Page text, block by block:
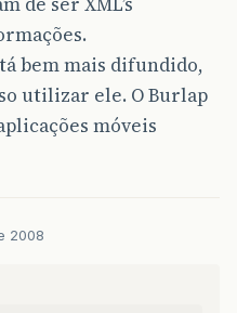
bem mais difundido,
utilizar ele. O Burlap
móveis
2008